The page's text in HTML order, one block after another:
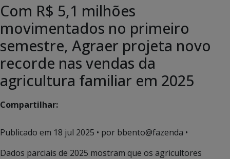
Com R$ 5,1 milhões
movimentados no primeiro
semestre, Agraer projeta novo
recorde nas vendas da
agricultura familiar em 2025
Compartilhar:
Publicado em 18 jul 2025 • por bbento@fazenda •
Dados parciais de 2025 mostram que os agricultores